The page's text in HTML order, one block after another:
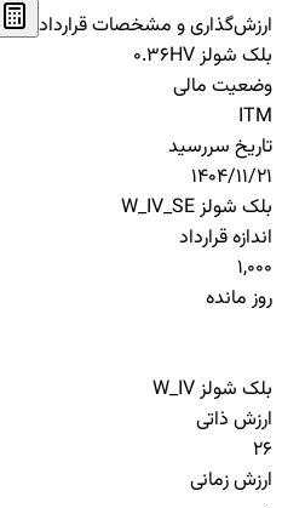
ارزش‌گذاری و مشخصات قرارداد
بلک شولز HV
0.36
وضعیت مالی
ITM
تاریخ سررسید
1404/11/21
بلک شولز W_IV_SE
اندازه قرارداد
1,000
روز مانده
بلک شولز W_IV
ارزش ذاتی
26
ارزش زمانی